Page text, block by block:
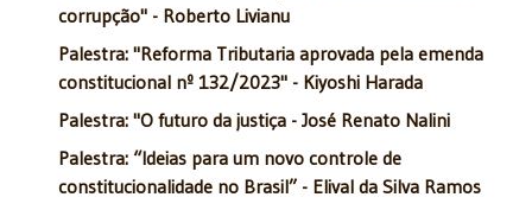
corrupção" - Roberto Livianu
Palestra: "Reforma Tributaria aprovada pela emenda
constitucional nº 132/2023" - Kiyoshi Harada
Palestra: "O futuro da justiça - José Renato Nalini
Palestra: “Ideias para um novo controle de
constitucionalidade no Brasil” - Elival da Silva Ramos